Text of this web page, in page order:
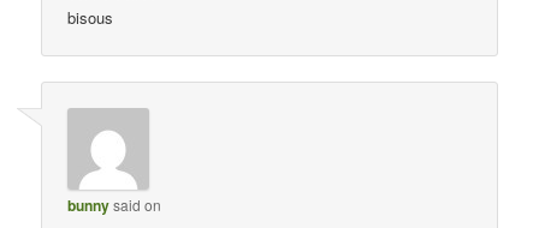
bisous
bunnysaid on